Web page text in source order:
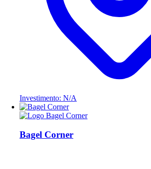
Investimento: N/A
Bagel Corner